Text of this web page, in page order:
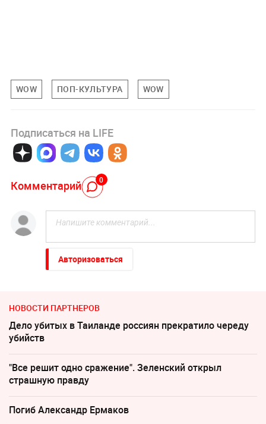
WOW ПОП-КУЛЬТУРА WOW
Подписаться на LIFE
Комментарий 0
Авторизоваться
НОВОСТИ ПАРТНЕРОВ
Дело убитых в Таиланде россиян прекратило череду
убийств
"Все решит одно сражение". Зеленский открыл
страшную правду
Погиб Александр Ермаков